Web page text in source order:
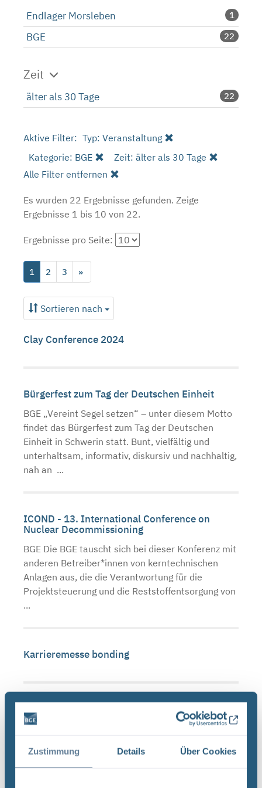
Zustimmung Details Über Cookies
Endlager Morsleben 1
BGE 22
Zeit
älter als 30 Tage 22
Aktive Filter: Typ: Veranstaltung
Kategorie: BGE
Zeit: älter als 30 Tage
Alle Filter entfernen
Es wurden 22 Ergebnisse gefunden. Zeige
Ergebnisse 1 bis 10 von 22.
Ergebnisse pro Seite:
1 2 3 »
Sortieren nach
Clay Conference 2024
Bürgerfest zum Tag der Deutschen Einheit
BGE „Vereint Segel setzen“ – unter diesem Motto
findet das Bürgerfest zum Tag der Deutschen
Einheit in Schwerin statt. Bunt, vielfältig und
unterhaltsam, informativ, diskursiv und nachhaltig,
nah an ...
ICOND - 13. International Conference on
Nuclear Decommissioning
BGE Die BGE tauscht sich bei dieser Konferenz mit
anderen Betreiber*innen von kerntechnischen
Anlagen aus, die die Verantwortung für die
Projektsteuerung und die Reststoffentsorgung von
...
Karrieremesse bonding
BGE Wie lässt sich die Endlagersuche in den
komplexe Thema auch spielerisch vermitteln?
Und: Wie sieht es eigentlich in einem Endlager